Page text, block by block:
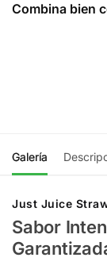
Combina bien
Galería
Just Juice
Sabor